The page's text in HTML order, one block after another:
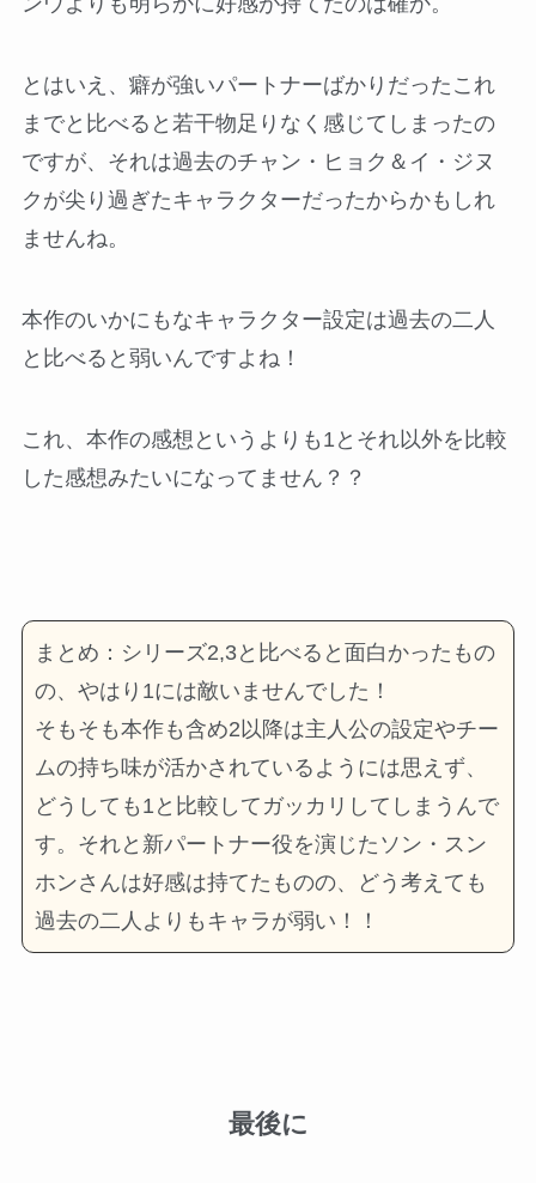
とはいえ、癖が強いパートナーばかりだったこれ
までと比べると若干物足りなく感じてしまったの
ですが、それは過去のチャン・ヒョク＆イ・ジヌ
クが尖り過ぎたキャラクターだったからかもしれ
ませんね。
本作のいかにもなキャラクター設定は過去の二人
と比べると弱いんですよね！
これ、本作の感想というよりも1とそれ以外を比較
した感想みたいになってません？？
まとめ：シリーズ2,3と比べると面白かったもの
の、やはり1には敵いませんでした！
そもそも本作も含め2以降は主人公の設定やチー
ムの持ち味が活かされているようには思えず、
どうしても1と比較してガッカリしてしまうんで
す。それと新パートナー役を演じたソン・スン
ホンさんは好感は持てたものの、どう考えても
過去の二人よりもキャラが弱い！！
最後に